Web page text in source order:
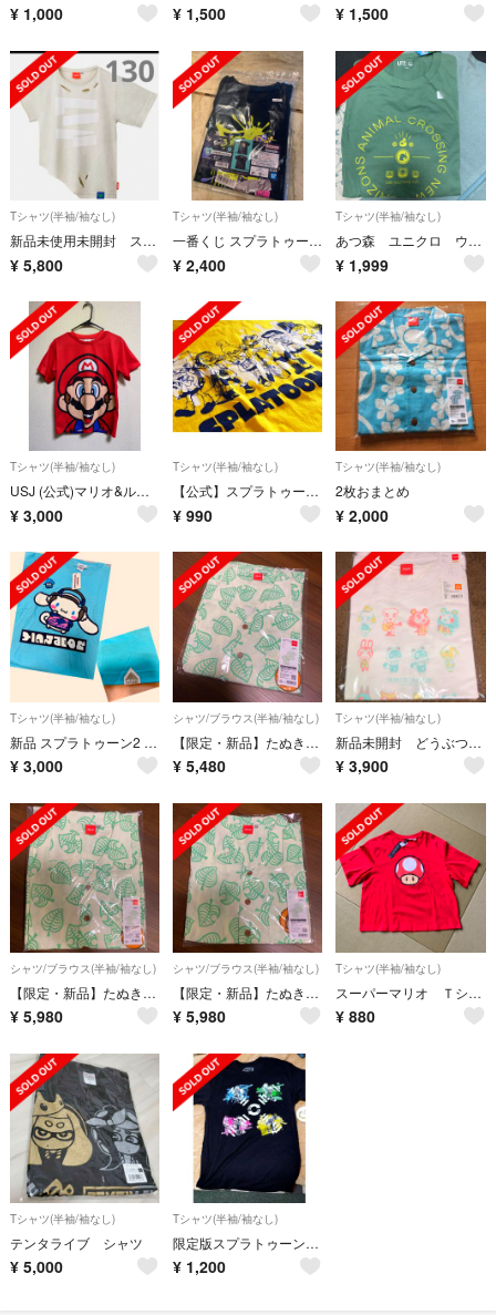
¥ 1,000 ¥ 1,500 ¥ 1,500
Tシャツ(半袖/袖なし)
新品未使用未開封 スプラトゥーン3 サキイカホワイト Tシャツ カットソー
¥ 5,800
Tシャツ(半袖/袖なし)
一番くじ スプラトゥーン3 C賞 Tシャツ バンカラグラフィティTシャツ
¥ 2,400
Tシャツ(半袖/袖なし)
あつ森 ユニクロ ウリ カブ L UT Tシャツ
¥ 1,999
Tシャツ(半袖/袖なし)
USJ (公式)マリオ&ルイージ Tシャツ
¥ 3,000
Tシャツ(半袖/袖なし)
【公式】スプラトゥーン甲子園2018&未使用応援バルーン
¥ 990
Tシャツ(半袖/袖なし)
2枚おまとめ
¥ 2,000
Tシャツ(半袖/袖なし)
新品 スプラトゥーン2 サンリオ コラボ Tシャツ シナモン
¥ 3,000
シャツ/ブラウス(半袖/袖なし)
【限定・新品】たぬきちのアロハシャツ L あつまれどうぶつの森
¥ 5,480
Tシャツ(半袖/袖なし)
新品未開封 どうぶつの森 Nintendo Tokyo限定 Tシャツ
¥ 3,900
シャツ/ブラウス(半袖/袖なし)
【限定・新品】たぬきちのアロハシャツ L あつまれどうぶつの森
¥ 5,980
シャツ/ブラウス(半袖/袖なし)
【限定・新品】たぬきちのアロハシャツ M あつまれどうぶつの森
¥ 5,980
Tシャツ(半袖/袖なし)
スーパーマリオ Ｔシャツ
¥ 880
Tシャツ(半袖/袖なし)
テンタライブ シャツ
¥ 5,000
Tシャツ(半袖/袖なし)
限定版スプラトゥーンTシャツ sサイズ
¥ 1,200